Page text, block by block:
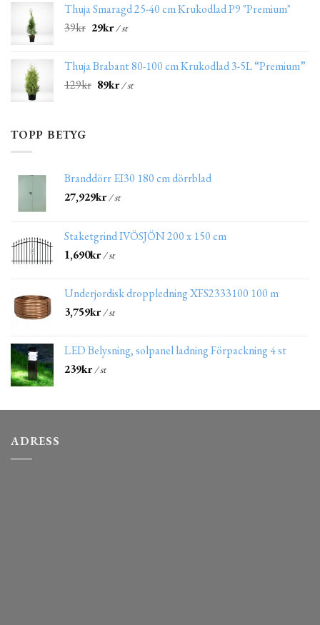
Thuja Smaragd 25-40 cm Krukodlad P9 "Premium"
39kr 29kr/ st
Thuja Brabant 80-100 cm Krukodlad 3-5L “Premium”
129kr 89kr/ st
TOPP BETYG
Branddörr EI30 180 cm dörrblad
27,929kr/ st
Staketgrind IVÖSJÖN 200 x 150 cm
1,690kr/ st
Underjordisk droppledning XFS2333100 100 m
3,759kr/ st
LED Belysning, solpanel ladning Förpackning 4 st
239kr/ st
ADRESS